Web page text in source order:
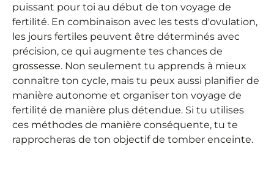
puissant pour toi au début de ton voyage de
fertilité. En combinaison avec les tests d'ovulation,
les jours fertiles peuvent être déterminés avec
précision, ce qui augmente tes chances de
grossesse. Non seulement tu apprends à mieux
connaître ton cycle, mais tu peux aussi planifier de
manière autonome et organiser ton voyage de
fertilité de manière plus détendue. Si tu utilises
ces méthodes de manière conséquente, tu te
rapprocheras de ton objectif de tomber enceinte.